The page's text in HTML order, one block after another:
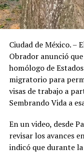
Ciudad de México. –
Obrador anunció
homólogo de
migratorio para
visas de trabajo a
Sembrando Vida a
En un video, desde
revisar los avances
indicó que durante